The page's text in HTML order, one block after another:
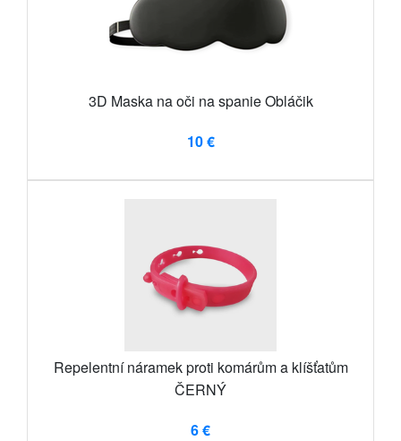
3D Maska na oči na spanie Obláčik
10 €
Repelentní náramek proti komárům a klíšťatům
ČERNÝ
6 €